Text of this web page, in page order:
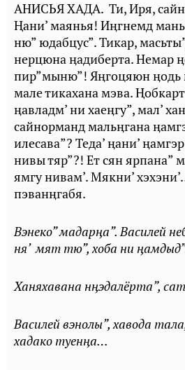
АНИСЬЯ ХАДА. Ти, Иря,
Ⱨани’ маянья! Иӊгнемд мань
ню” юдабцус”. Тикар,
нерцюна ӊадиберта. Немар
пир”мыню”! Яӊгоцяюн ӊодь
мале тикахана мэва.
ӊавладм’ ни хаеӊгу”, мал’
сайнорманд мальӊгана
илесава”? Теда’ ӊани’
нивы тяр”?! Ет сян ярпана”
ямгу нивам’. Мякни’
пэванӊгабя.
Вэнеко” мадарӊа”. Василей
ня’ мят тю”, хоба ни
Ханяхавана нӊэдалёрта”,
Василей вэнолы”, хавода
хадако туенӊа…